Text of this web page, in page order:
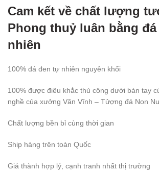
Cam kết về chất lượng
Phong thuỷ luân bằng
nhiên
100% đá đen tự nhiên nguyên khối
100% được điêu khắc thủ công dưới bàn tay
nghề của xưởng Văn Vĩnh – Tửợng đá Non
Chất lượng bền bỉ cùng thời gian
Ship hàng trên toàn Quốc
Giá thành hợp lý, cạnh tranh nhất thị trường